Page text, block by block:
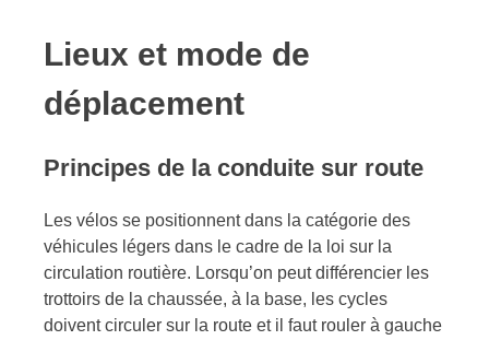
Lieux et mode de
déplacement
Principes de la conduite sur route
Les vélos se positionnent dans la catégorie des
véhicules légers dans le cadre de la loi sur la
circulation routière. Lorsqu’on peut différencier les
trottoirs de la chaussée, à la base, les cycles
doivent circuler sur la route et il faut rouler à gauche